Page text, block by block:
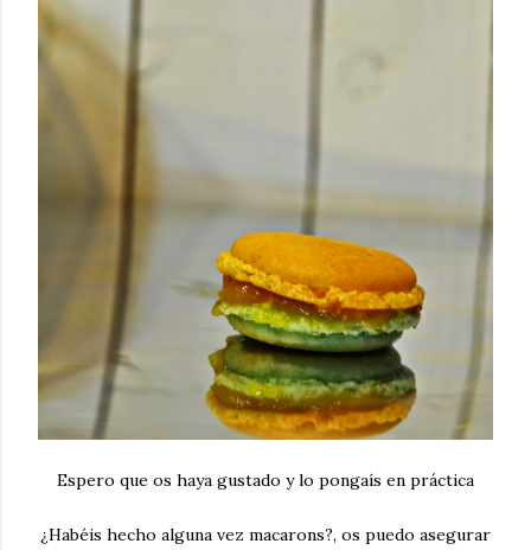
Espero que os haya gustado y lo pongaís en práctica
¿Habéis hecho alguna vez macarons?, os puedo asegurar